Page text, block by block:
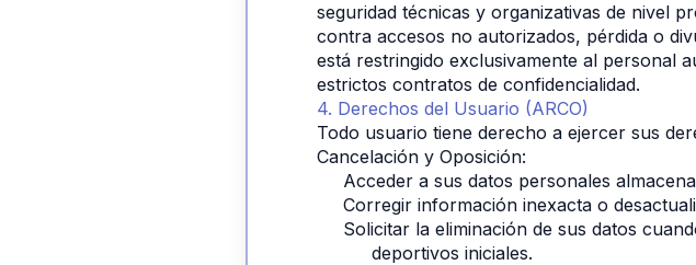
seguridad técnicas y organizativas de nivel
contra accesos no autorizados, pérdida o
está restringido exclusivamente al personal
estrictos contratos de confidencialidad.
4. Derechos del Usuario (ARCO)
Todo usuario tiene derecho a ejercer sus
Cancelación y Oposición:
Acceder a sus datos personales
Corregir información inexacta o
Solicitar la eliminación de sus datos
deportivos iniciales.